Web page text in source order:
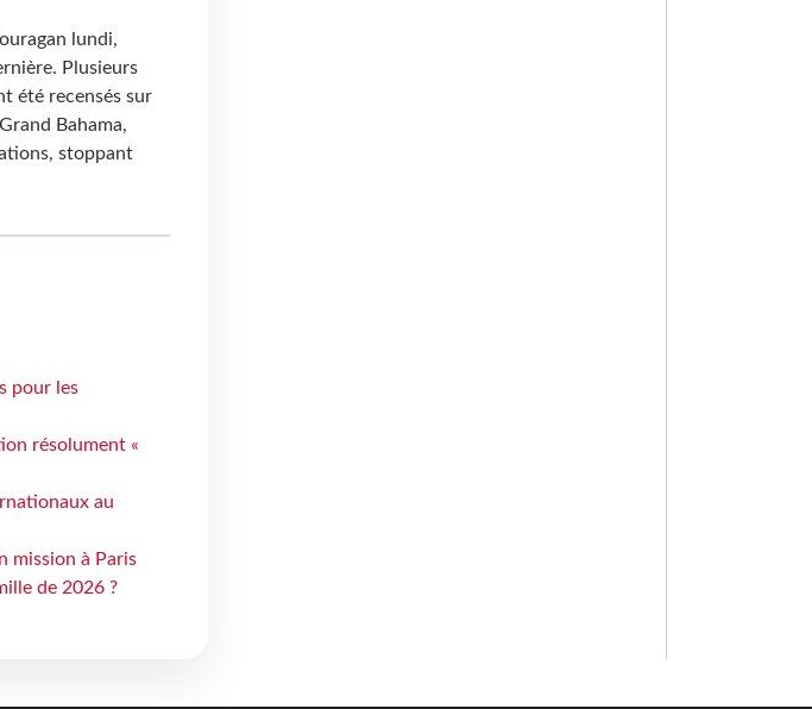
lundi,
Plusieurs
été recensés sur
Bahama,
stoppant
pour les
résolument «
au
mission à Paris
de 2026 ?